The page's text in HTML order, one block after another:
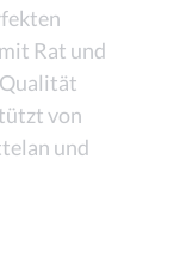
Rat und
von
und